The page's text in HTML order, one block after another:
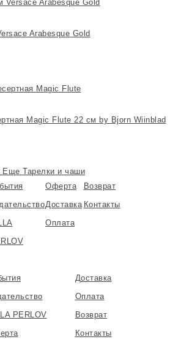
Arabesque Gold
Magic Flute 22 см by Bjorn Wiinblad
Еще Тарелки и чаши
Оферта
Доставка
Оплата
Возврат
Контакты
PERLOV
Доставка
Оплата
Возврат
Контакты